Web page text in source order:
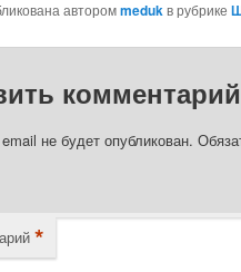
авторомmedukв рубрике
комментарий
не будет опубликован.
*